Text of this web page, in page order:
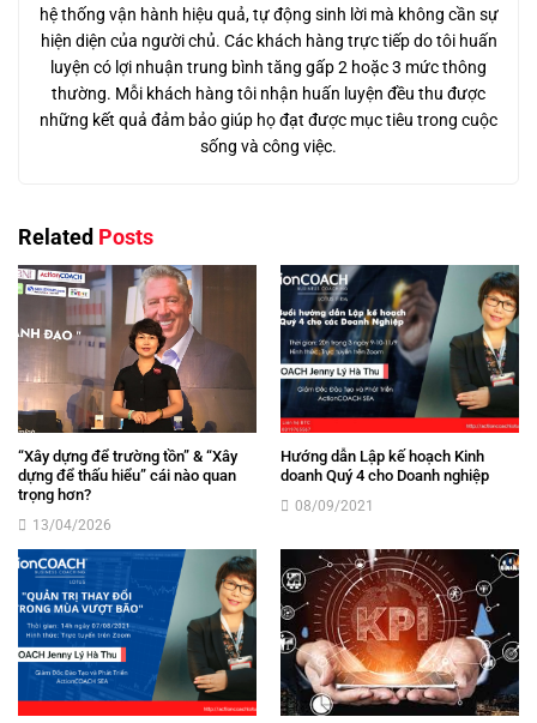
hệ thống vận hành hiệu quả, tự động sinh lời mà không cần sự
hiện diện của người chủ. Các khách hàng trực tiếp do tôi huấn
luyện có lợi nhuận trung bình tăng gấp 2 hoặc 3 mức thông
thường. Mỗi khách hàng tôi nhận huấn luyện đều thu được
những kết quả đảm bảo giúp họ đạt được mục tiêu trong cuộc
sống và công việc.
Related Posts
“Xây dựng để trường tồn” & “Xây
dựng để thấu hiểu” cái nào quan
trọng hơn?
13/04/2026
Hướng dẫn Lập kế hoạch Kinh
doanh Quý 4 cho Doanh nghiệp
08/09/2021